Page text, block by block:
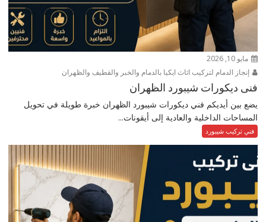
مايو 10, 2026
إنجاز الدمام لتركيب اثاث ايكيا بالدمام والخبر والقطيف والظهران
فنى ديكورات شيبورد الظهران
يضع بين أيديكم فني ديكورات شيبورد الظهران خبرة طويلة في تحويل
المساحات الداخلية والعادية إلى أيقونات...
فني تركيب شيبورد